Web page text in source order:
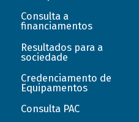
Consulta a
financiamentos
Resultados para a
sociedade
Credenciamento de
Equipamentos
Consulta PAC